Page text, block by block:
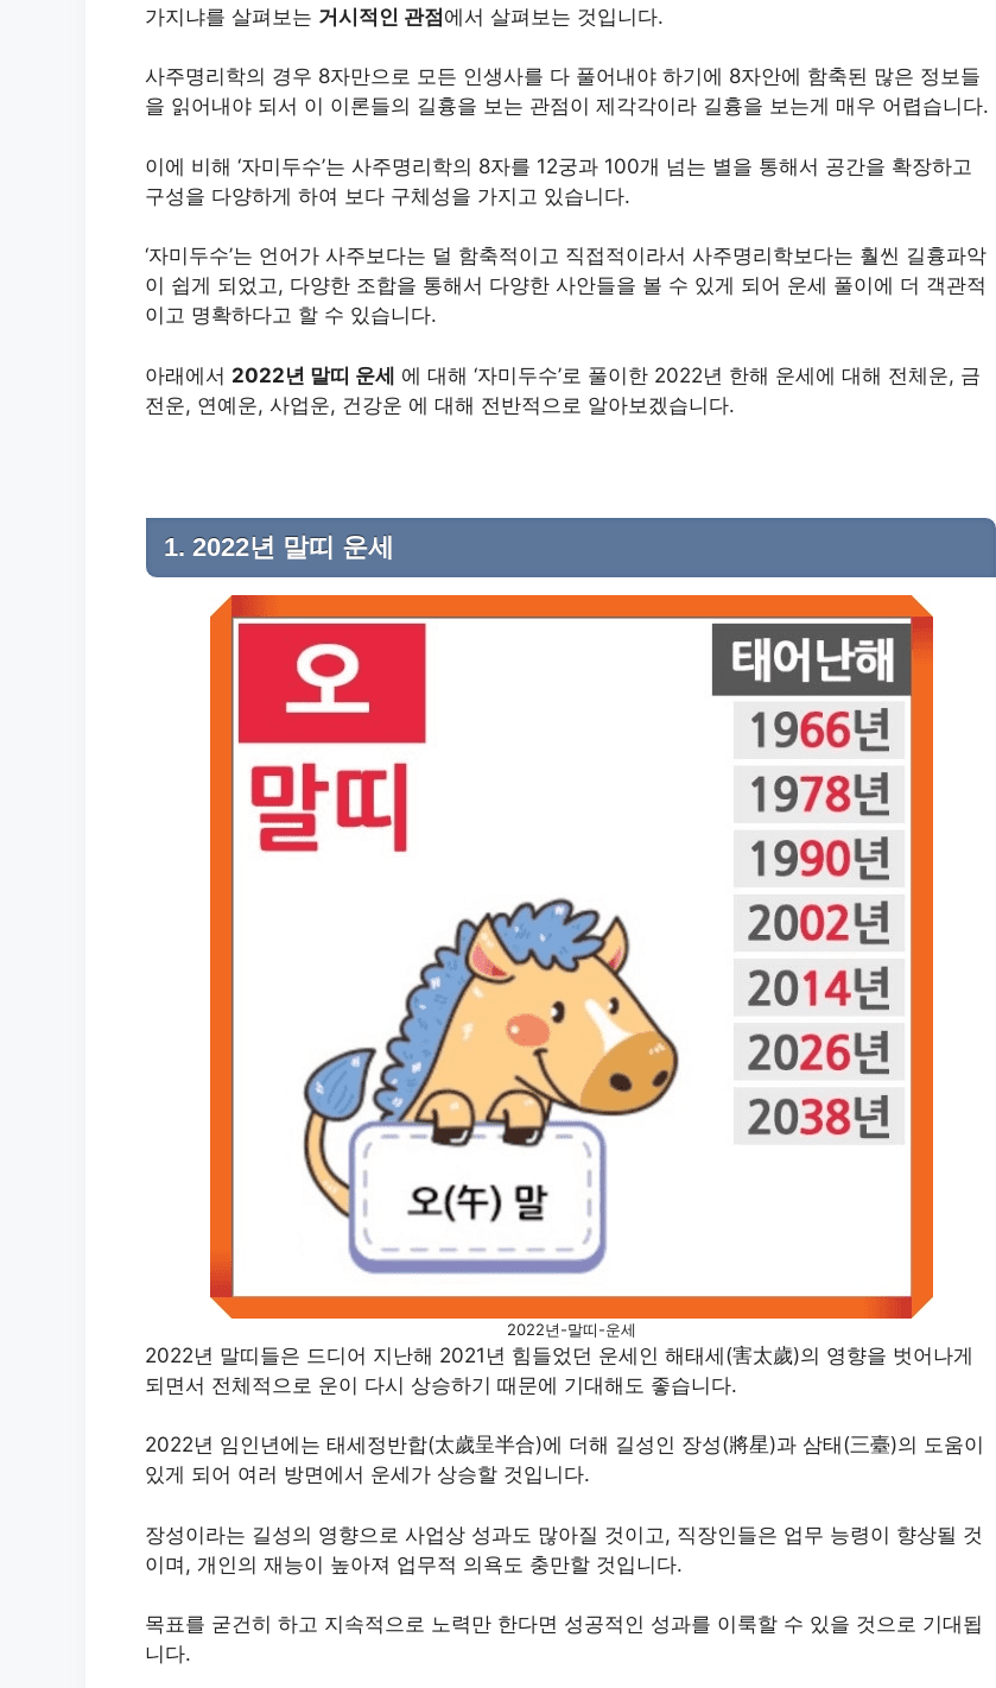
가지냐를 살펴보는 거시적인 관점에서 살펴보는 것입니다.
사주명리학의 경우 8자만으로 모든 인생사를 다 풀어내야 하기에 8자안에 함축된 많은 정보들
을 읽어내야 되서 이 이론들의 길흉을 보는 관점이 제각각이라 길흉을 보는게 매우 어렵습니다.
이에 비해 ‘자미두수’는 사주명리학의 8자를 12궁과 100개 넘는 별을 통해서 공간을 확장하고
구성을 다양하게 하여 보다 구체성을 가지고 있습니다.
‘자미두수’는 언어가 사주보다는 덜 함축적이고 직접적이라서 사주명리학보다는 훨씬 길흉파악
이 쉽게 되었고, 다양한 조합을 통해서 다양한 사안들을 볼 수 있게 되어 운세 풀이에 더 객관적
이고 명확하다고 할 수 있습니다.
아래에서 2022년 말띠 운세 에 대해 ‘자미두수’로 풀이한 2022년 한해 운세에 대해 전체운, 금
전운, 연예운, 사업운, 건강운 에 대해 전반적으로 알아보겠습니다.
1. 2022년 말띠 운세
2022년-말띠-운세
2022년 말띠들은 드디어 지난해 2021년 힘들었던 운세인 해태세(害太歲)의 영향을 벗어나게
되면서 전체적으로 운이 다시 상승하기 때문에 기대해도 좋습니다.
​2022년 임인년에는 태세정반합(太歲呈半合)에 더해 길성인 장성(將星)과 삼태(三臺)의 도움이
있게 되어 여러 방면에서 운세가 상승할 것입니다.
​장성이라는 길성의 영향으로 사업상 성과도 많아질 것이고, 직장인들은 업무 능령이 향상될 것
이며, 개인의 재능이 높아져 업무적 의욕도 충만할 것입니다.
목표를 굳건히 하고 지속적으로 노력만 한다면 성공적인 성과를 이룩할 수 있을 것으로 기대됩
니다.